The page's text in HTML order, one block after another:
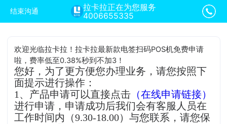
结束沟通
拉卡拉正在为您服务
4006655335
欢迎光临拉卡拉！拉卡拉最新款电签扫码POS机免费申请
啦，费率低至0.38%秒到不加3！
您好，为了更方便您办理业务，请您按照下
面提示进行操作：
1、产品申请可以直接点击 （在线申请链接）
进行申请，申请成功后我们会有客服人员在
工作时间内（9.30-18.00）与您联系，请您保